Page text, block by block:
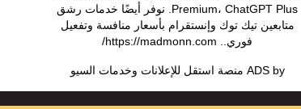
Premium، ChatGPT Plus. نوفر أيضًا خدمات رشق
متابعين تيك توك وإنستقرام بأسعار منافسة وتفعيل
فوري.. https://madmonn.com/
ADS by منصة استقل للإعلانات وخدمات السيو